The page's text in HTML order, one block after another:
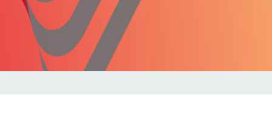
Freizeit
Gesundheit
Internet
Migration
Polizei